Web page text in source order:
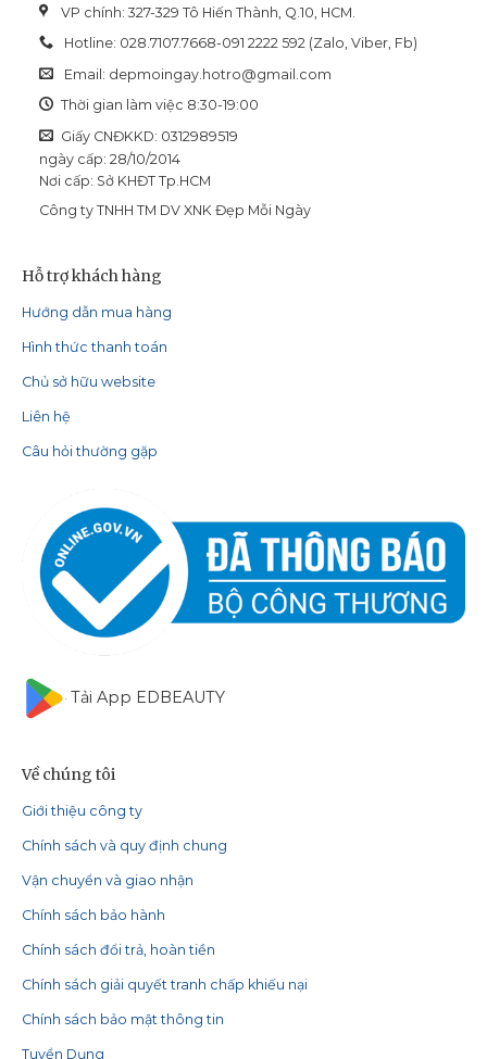
chuyên
biệt
VP chính: 327-329 Tô Hiến Thành, Q.10, HCM.
Hotline: 028.7107.7668-091 2222 592 (Zalo, Viber, Fb)
Email: depmoingay.hotro@gmail.com
Thời gian làm việc 8:30-19:00
Giấy CNĐKKD: 0312989519
ngày cấp: 28/10/2014
Nơi cấp: Sở KHĐT Tp.HCM
Công ty TNHH TM DV XNK Đẹp Mỗi Ngày
Hỗ trợ khách hàng
Hướng dẫn mua hàng
Hình thức thanh toán
Chủ sở hữu website
Liên hệ
Câu hỏi thường gặp
Tải App EDBEAUTY
Về chúng tôi
Giới thiệu công ty
Chính sách và quy định chung
Vận chuyển và giao nhận
Chính sách bảo hành
Chính sách đổi trả, hoàn tiền
Chính sách giải quyết tranh chấp khiếu nại
Chính sách bảo mật thông tin
Tuyển Dụng